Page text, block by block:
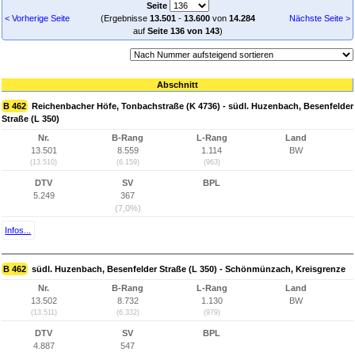
< Vorherige Seite
Seite
(Ergebnisse 13.501- 13.600von 14.284
auf Seite 136 von 143)
Nächste Seite >
Abschnitt
B 462 Reichenbacher Höfe, Tonbachstraße (K 4736) - südl. Huzenbach, Besenfelder
Straße (L 350)
Nr.
13.501
(13.510)
B-Rang
8.559
(6.159)
L-Rang
1.114
(963)
Land
BW
DTV
5.249
SV
367
(7,0%)
BPL
Infos...
B 462 südl. Huzenbach, Besenfelder Straße (L 350) - Schönmünzach, Kreisgrenze
Nr.
13.502
(13.511)
B-Rang
8.732
(6.332)
L-Rang
1.130
(979)
Land
BW
DTV
4.887
SV
547
BPL